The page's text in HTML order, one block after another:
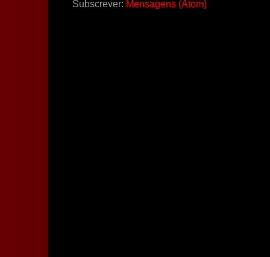
Subscrever: Mensagens (Atom)